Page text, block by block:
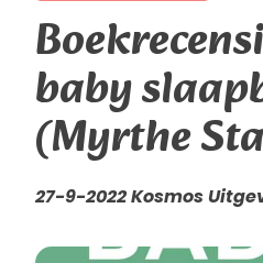
baby
(Myrthe
27-9-2022 Kosmos